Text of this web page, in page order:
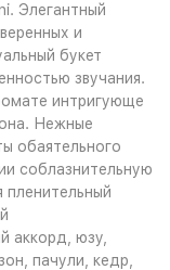
Элегантный
и
букет
звучания.
интригующе
Нежные
обаятельного
соблазнительную
пленительный
аккорд, юзу,
пачули, кедр,